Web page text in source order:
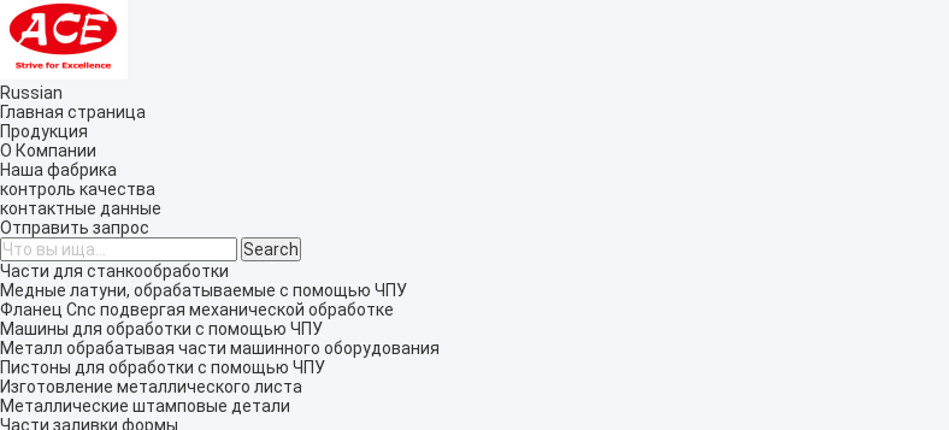
Russian
Главная страница
Продукция
О Компании
Наша фабрика
контроль качества
контактные данные
Отправить запрос
Части для станкообработки
Медные латуни, обрабатываемые с помощью ЧПУ
Фланец Cnc подвергая механической обработке
Машины для обработки с помощью ЧПУ
Металл обрабатывая части машинного оборудования
Пистоны для обработки с помощью ЧПУ
Изготовление металлического листа
Металлические штамповые детали
Части заливки формы